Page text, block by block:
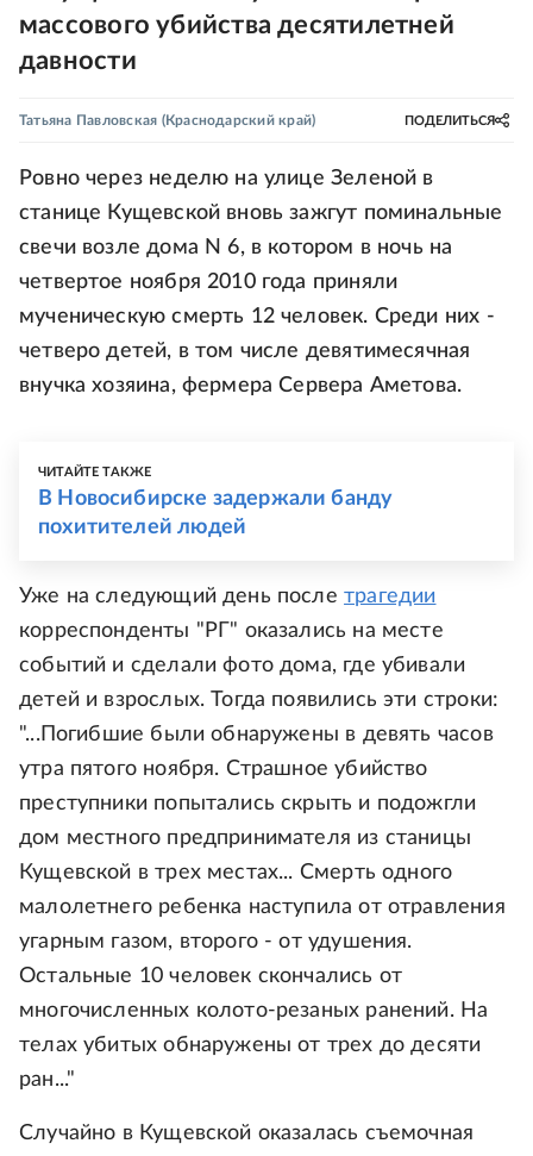
массового убийства десятилетней
давности
Татьяна Павловская (Краснодарский край) ПОДЕЛИТЬСЯ
Ровно через неделю на улице Зеленой в
станице Кущевской вновь зажгут поминальные
свечи возле дома N 6, в котором в ночь на
четвертое ноября 2010 года приняли
мученическую смерть 12 человек. Среди них -
четверо детей, в том числе девятимесячная
внучка хозяина, фермера Сервера Аметова.
ЧИТАЙТЕ ТАКЖЕ
В Новосибирске задержали банду
похитителей людей
Уже на следующий день послетрагедии
корреспонденты "РГ" оказались на месте
событий и сделали фото дома, где убивали
детей и взрослых. Тогда появились эти строки:
"...Погибшие были обнаружены в девять часов
утра пятого ноября. Страшное убийство
преступники попытались скрыть и подожгли
дом местного предпринимателя из станицы
Кущевской в трех местах... Смерть одного
малолетнего ребенка наступила от отравления
угарным газом, второго - от удушения.
Остальные 10 человек скончались от
многочисленных колото-резаных ранений. На
телах убитых обнаружены от трех до десяти
ран..."
Случайно в Кущевской оказалась съемочная